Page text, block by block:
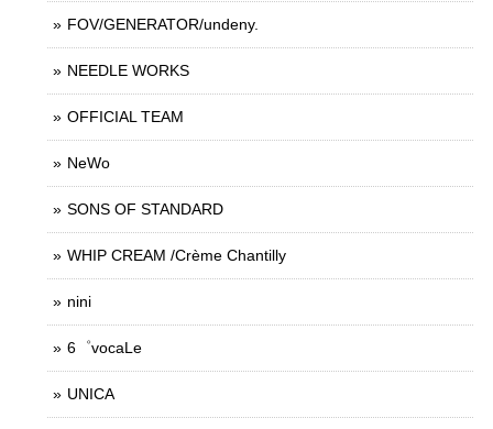
FOV/GENERATOR/undeny.
NEEDLE WORKS
OFFICIAL TEAM
NeWo
SONS OF STANDARD
WHIP CREAM /Crème Chantilly
nini
6゜vocaLe
UNICA